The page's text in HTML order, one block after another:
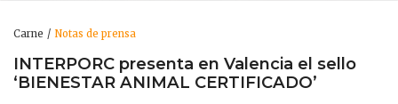
Carne Notas de prensa
INTERPORC presenta en Valencia el sello
‘BIENESTAR ANIMAL CERTIFICADO’